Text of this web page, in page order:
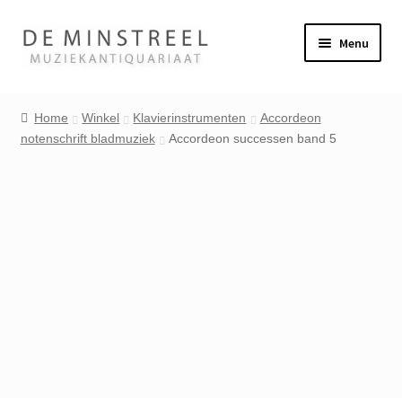
Ga
door
Ga
naar
Menu
Contact
Home Winkel Klavierinstrumenten
Accordeon
notenschrift bladmuziek
Accordeon successen band 5